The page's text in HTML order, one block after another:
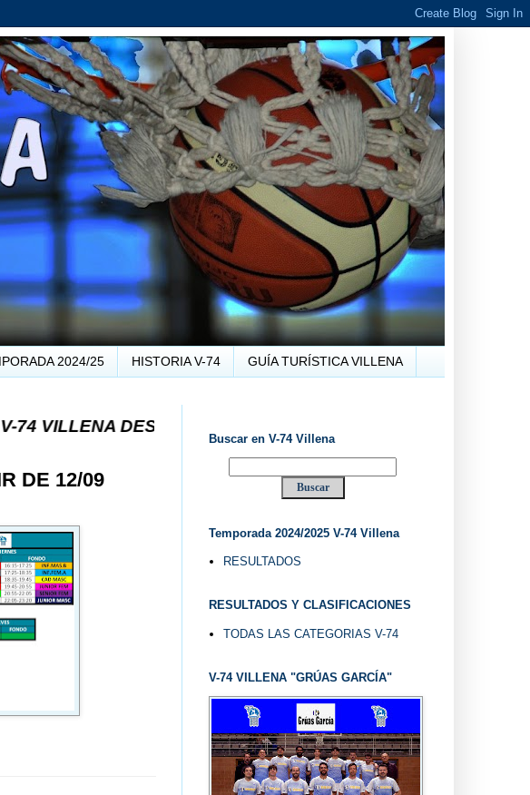
2024/25 HISTORIA V-74 GUÍA TURÍSTICA VILLENA
DESDE 1.974 ... EL "UVE" ...
DE 12/09
Buscar en V-74 Villena
Temporada 2024/2025 V-74 Villena
RESULTADOS
RESULTADOS Y CLASIFICACIONES
TODAS LAS CATEGORIAS V-74
V-74 VILLENA "GRÚAS GARCÍA"